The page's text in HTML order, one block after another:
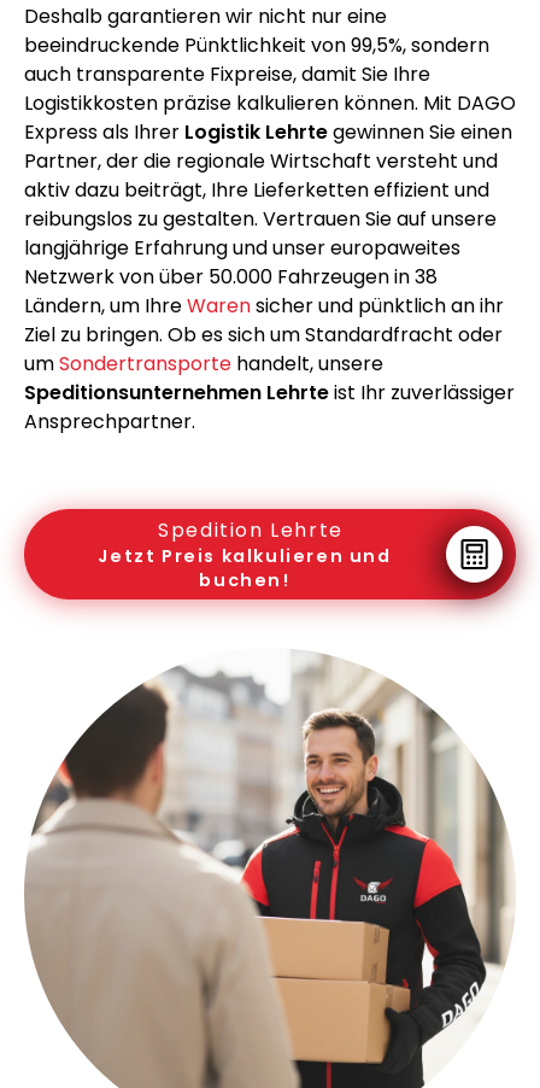
Deshalb garantieren wir nicht nur eine
beeindruckende Pünktlichkeit von 99,5%, sondern
auch transparente Fixpreise, damit Sie Ihre
Logistikkosten präzise kalkulieren können. Mit DAGO
Express als Ihrer Logistik Lehrtegewinnen Sie einen
Partner, der die regionale Wirtschaft versteht und
aktiv dazu beiträgt, Ihre Lieferketten effizient und
reibungslos zu gestalten. Vertrauen Sie auf unsere
langjährige Erfahrung und unser europaweites
Netzwerk von über 50.000 Fahrzeugen in 38
Ländern, um IhreWarensicher und pünktlich an ihr
Ziel zu bringen. Ob es sich um Standardfracht oder
umSondertransporte handelt, unsere
Speditionsunternehmen Lehrteist Ihr zuverlässiger
Ansprechpartner.
Spedition Lehrte
Jetzt Preis kalkulieren und
buchen!